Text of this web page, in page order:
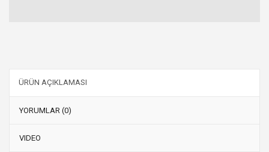
ÜRÜN AÇIKLAMASI
YORUMLAR (0)
VIDEO